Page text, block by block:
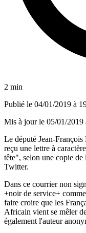
2 min
Publié le 04/01/2019 à
Mis à jour le 05/01/2019
Le député Jean-
reçu une lettre à
tête", selon une copie
Twitter.
Dans ce courrier non
+noir de service+
faire croire que les
Africain vient se mêler
également l'auteur